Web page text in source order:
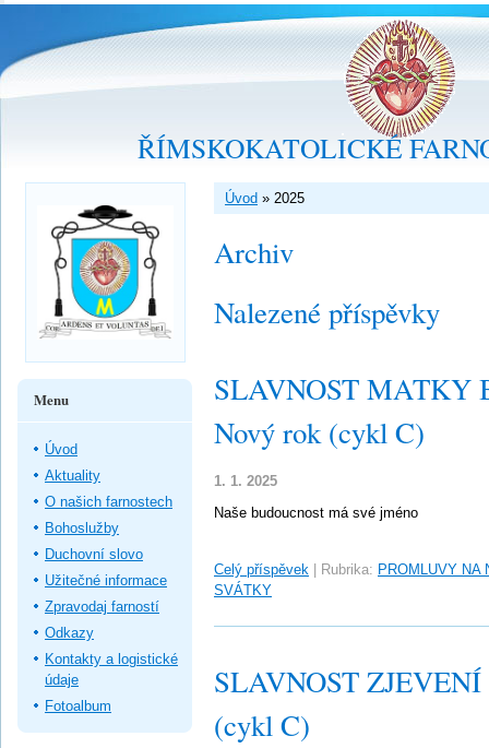
ŘÍMSKOKATOLICKÉ
Úvod » 2025
Archiv
Nalezené příspěvky
SLAVNOST MATKY
Nový rok (cykl C)
1. 1. 2025
Naše budoucnost má své jméno
Celý příspěvek Rubrika: PROMLUVY NA
SVÁTKY
SLAVNOST
(cykl C)
Menu
Úvod
Aktuality
O našich farnostech
Bohoslužby
Duchovní slovo
Užitečné informace
Zpravodaj farností
Odkazy
Kontakty a logistické
údaje
Fotoalbum